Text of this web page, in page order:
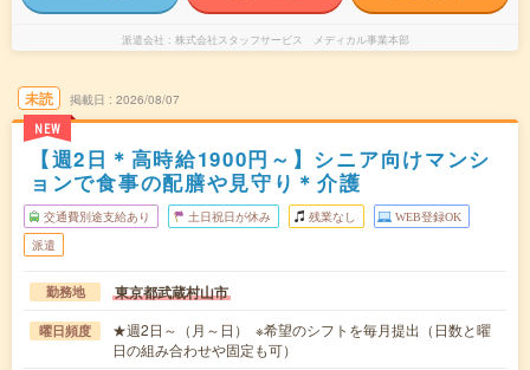
派遣会社 株式会社スタッフサービス メディカル事業本部
未読
NEW
掲載日 2026/08/07
【週2日＊高時給1900円～】シニア向けマンシ
ョンで食事の配膳や見守り＊介護
交通費別途支給あり 土日祝日が休み 残業なし WEB登録OK
派遣
勤務地 東京都武蔵村山市
曜日頻度
★週2日～（月～日） ※希望のシフトを毎月提出（日数と曜
日の組み合わせや固定も可）